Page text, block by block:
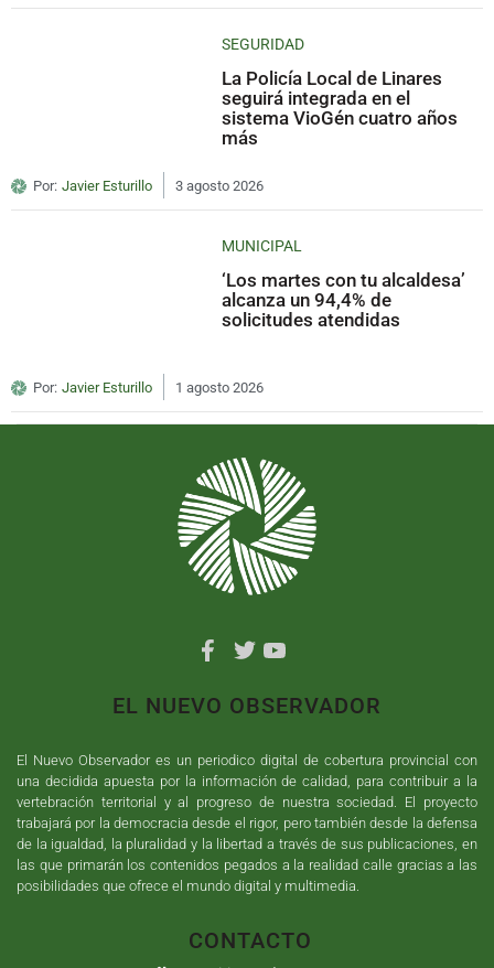
SEGURIDAD
La Policía Local de Linares
seguirá integrada en el
sistema VioGén cuatro años
más
Por: Javier Esturillo 3 agosto 2026
MUNICIPAL
‘Los martes con tu alcaldesa’
alcanza un 94,4% de
solicitudes atendidas
Por: Javier Esturillo 1 agosto 2026
EL NUEVO OBSERVADOR
El Nuevo Observador es un periodico digital de cobertura provincial con
una decidida apuesta por la información de calidad, para contribuir a la
vertebración territorial y al progreso de nuestra sociedad. El proyecto
trabajará por la democracia desde el rigor, pero también desde la defensa
de la igualdad, la pluralidad y la libertad a través de sus publicaciones, en
las que primarán los contenidos pegados a la realidad calle gracias a las
posibilidades que ofrece el mundo digital y multimedia.
CONTACTO